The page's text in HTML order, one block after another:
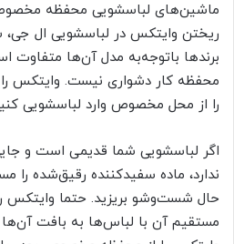
ماشین‌های لباسشویی محفظه
ریختن وایتکس در لباسشویی ال جی،
برندها باتوجه‌به مدل آن‌ها متفاوت
محفظه کار دشواری نیست. وایتکس
را از محل مخصوص وارد لباسشویی
اگر لباسشویی شما قدیمی است و
ندارد، ماده سفیدکننده رقیق‌شده را
حال شست‌وشو بریزید. حتما وایتکس را
مستقیم آن با لباس‌ها به بافت